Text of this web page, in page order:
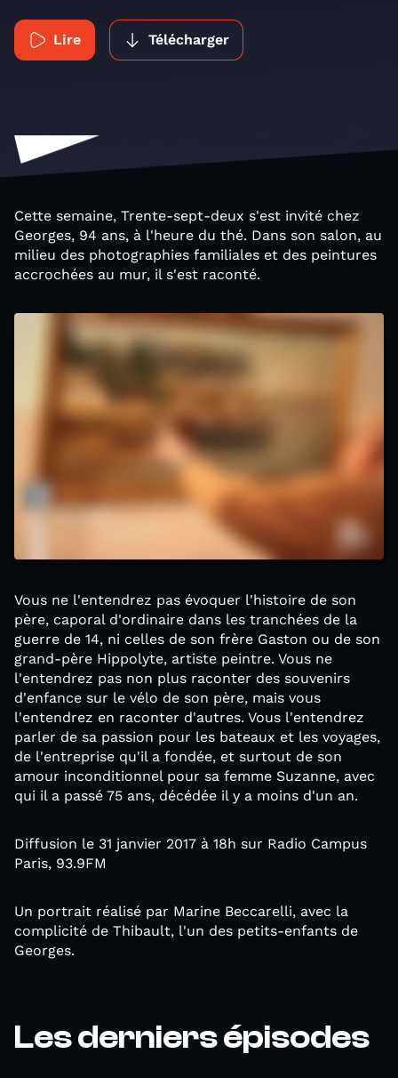
Lire Télécharger
Cette semaine, Trente-sept-deux s'est invité chez
Georges, 94 ans, à l'heure du thé. Dans son salon, au
milieu des photographies familiales et des peintures
accrochées au mur, il s'est raconté.
Vous ne l'entendrez pas évoquer l'histoire de son
père, caporal d'ordinaire dans les tranchées de la
guerre de 14, ni celles de son frère Gaston ou de son
grand-père Hippolyte, artiste peintre. Vous ne
l'entendrez pas non plus raconter des souvenirs
d'enfance sur le vélo de son père, mais vous
l'entendrez en raconter d'autres. Vous l'entendrez
parler de sa passion pour les bateaux et les voyages,
de l'entreprise qu'il a fondée, et surtout de son
amour inconditionnel pour sa femme Suzanne, avec
qui il a passé 75 ans, décédée il y a moins d'un an.
Diffusion le 31 janvier 2017 à 18h sur Radio Campus
Paris, 93.9FM
Un portrait réalisé par Marine Beccarelli, avec la
complicité de Thibault, l'un des petits-enfants de
Georges.
Les derniers épisodes